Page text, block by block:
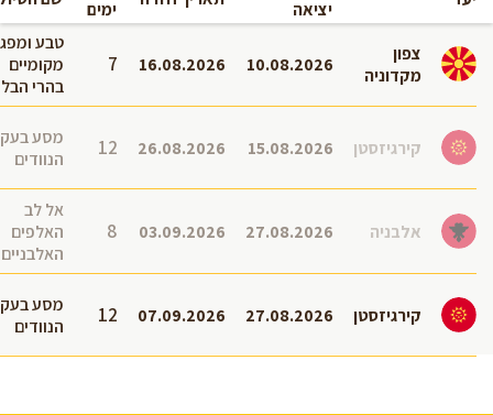
יציאה
ימים
צפון
מקדוניה
10.08.2026
16.08.2026
7
טבע
מקומיים
בהרי
קירגיזסטן 15.08.2026
26.08.2026
12
מסע
הנוודים
אלבניה 27.08.2026
03.09.2026
8
אל לב
האלפים
האלבניים
קירגיזסטן 27.08.2026
07.09.2026
12
מסע
הנוודים